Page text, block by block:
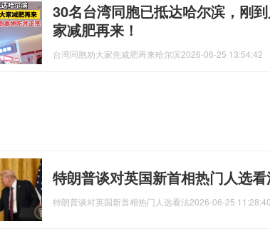
30名台湾同胞已抵达哈尔滨，刚
家减肥再来！
台湾同胞劝大家先减肥再来哈尔滨2026-06-25 13:54:42
特朗普谈对英国新首相热门人选
特朗普谈对英国新首相热门人选看法2026-06-25 11:28:40